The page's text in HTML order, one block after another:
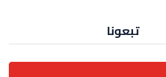
تبعونا